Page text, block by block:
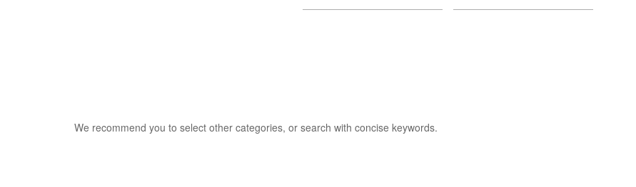
We recommend you to select other categories, or search with concise keywords.